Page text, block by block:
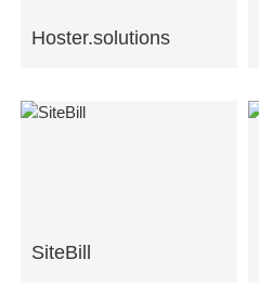
Hoster.solutions
SiteBill